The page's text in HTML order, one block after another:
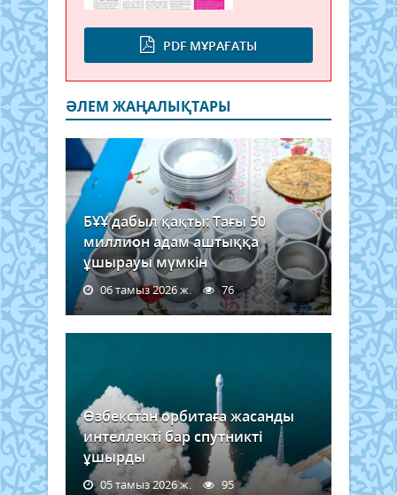
PDF МҰРАҒАТЫ
ӘЛЕМ ЖАҢАЛЫҚТАРЫ
БҰҰ дабыл қақты: Тағы 50
миллион адам аштыққа
ұшырауы мүмкін
06 тамыз 2026 ж. 76
Өзбекстан орбитаға жасанды
интеллекті бар спутникті
ұшырды
05 тамыз 2026 ж. 95